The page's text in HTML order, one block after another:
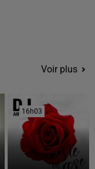
Voir plus
16h03
16h03